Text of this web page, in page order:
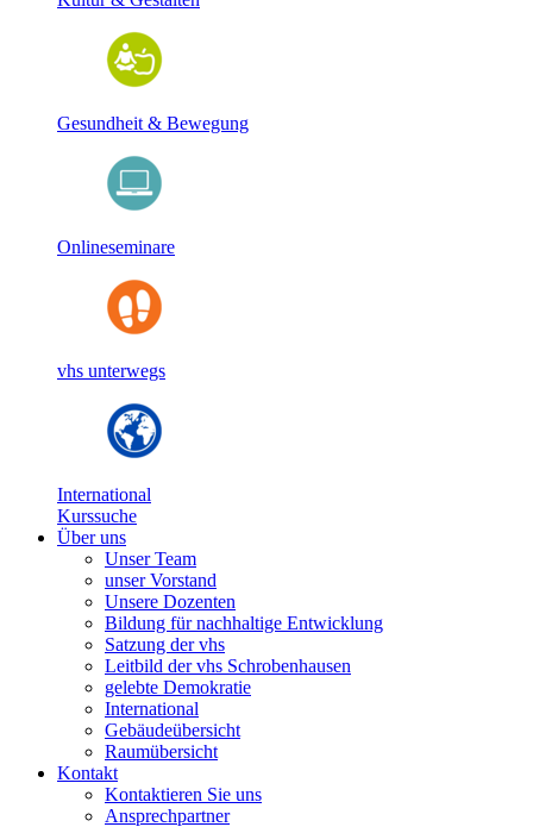
Gesundheit & Bewegung
Onlineseminare
vhs unterwegs
International
Kurssuche
Über uns
Unser Team
unser Vorstand
Unsere Dozenten
Bildung für nachhaltige Entwicklung
Satzung der vhs
Leitbild der vhs Schrobenhausen
gelebte Demokratie
International
Gebäudeübersicht
Raumübersicht
Kontakt
Kontaktieren Sie uns
Ansprechpartner